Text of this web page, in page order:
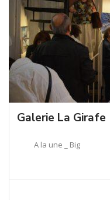
Galerie La Girafe
A la une _ Big